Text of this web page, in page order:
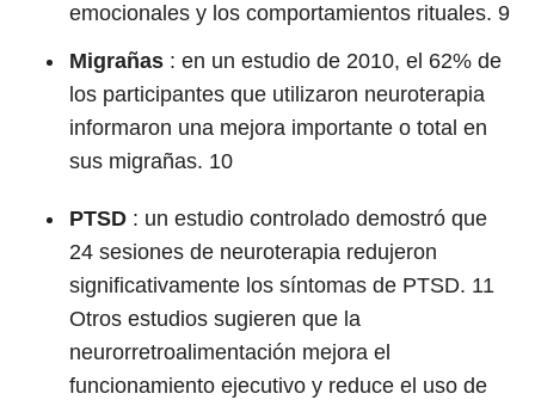
emocionales y los comportamientos rituales. 9
Migrañas : en un estudio de 2010, el 62% de
los participantes que utilizaron neuroterapia
informaron una mejora importante o total en
sus migrañas. 10
PTSD : un estudio controlado demostró que
24 sesiones de neuroterapia redujeron
significativamente los síntomas de PTSD. 11
Otros estudios sugieren que la
neurorretroalimentación mejora el
funcionamiento ejecutivo y reduce el uso de